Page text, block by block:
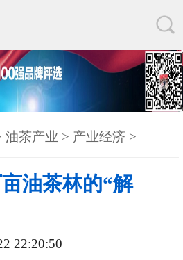
油茶产业 > 产业经济>
油茶林的“解
22:20:50